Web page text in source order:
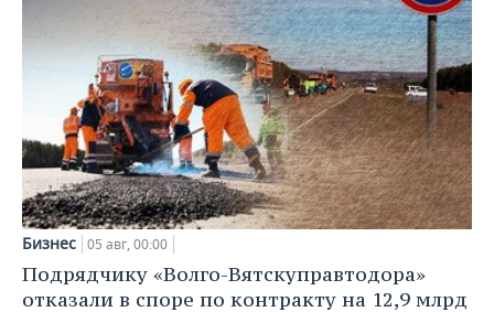
Бизнес 05 авг, 00:00
Подрядчику «Волго-Вятскуправтодора»
отказали в споре по контракту на 12,9 млрд